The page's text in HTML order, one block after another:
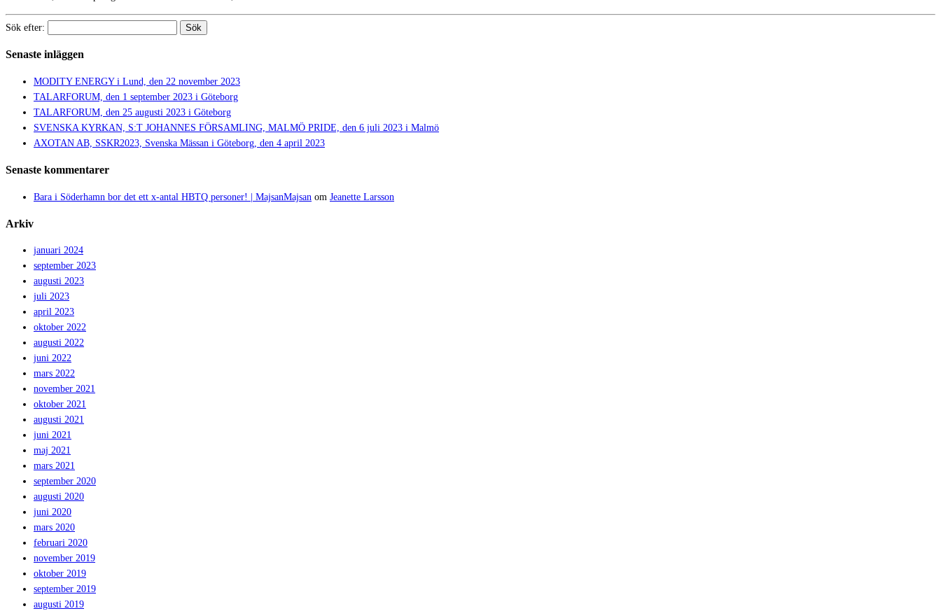
Sök efter:
Senaste inläggen
MODITY ENERGY i Lund, den 22 november 2023
TALARFORUM, den 1 september 2023 i Göteborg
TALARFORUM, den 25 augusti 2023 i Göteborg
SVENSKA KYRKAN, S:T JOHANNES FÖRSAMLING, MALMÖ PRIDE, den 6 juli 2023 i Malmö
AXOTAN AB, SSKR2023, Svenska Mässan i Göteborg, den 4 april 2023
Senaste kommentarer
Bara i Söderhamn bor det ett x-antal HBTQ personer! | MajsanMajsan om Jeanette Larsson
Arkiv
januari 2024
september 2023
augusti 2023
juli 2023
april 2023
oktober 2022
augusti 2022
juni 2022
mars 2022
november 2021
oktober 2021
augusti 2021
juni 2021
maj 2021
mars 2021
september 2020
augusti 2020
juni 2020
mars 2020
februari 2020
november 2019
oktober 2019
september 2019
augusti 2019